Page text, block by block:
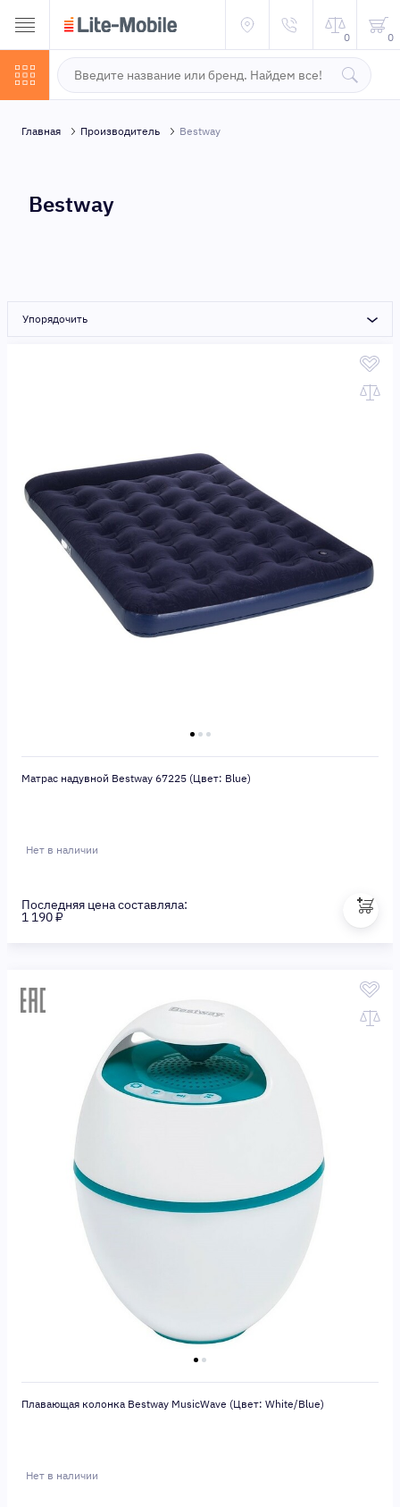
0 0
Главная Производитель Bestway
Bestway
Упорядочить
Матрас надувной Bestway 67225 (Цвет: Blue)
Нет в наличии
Последняя цена составляла:
1 190 ₽
Плавающая колонка Bestway MusicWave (Цвет: White/Blue)
Нет в наличии